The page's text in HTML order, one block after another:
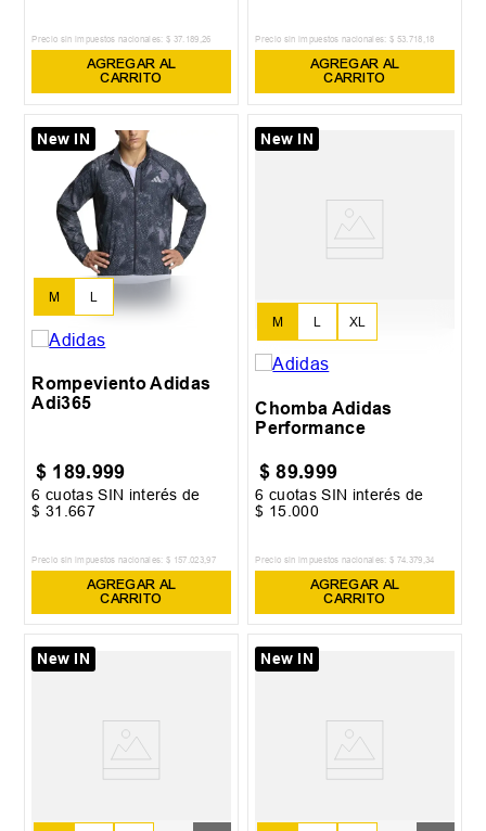
Precio sin impuestos nacionales: $ 37 189 26
AGREGAR AL
CARRITO
Precio sin impuestos nacionales: $ 53 718 18
AGREGAR AL
CARRITO
New IN
M L
Rompeviento Adidas
Adi365
$ 189.999
6 cuotas SIN interés de
$ 31 .667
Precio sin impuestos nacionales: $ 157 023,97
AGREGAR AL
CARRITO
New IN
M L XL
Chomba Adidas
Performance
$ 89.999
6 cuotas SIN interés de
$ 15 .000
Precio sin impuestos nacionales: $ 74 379 34
AGREGAR AL
CARRITO
New IN New IN